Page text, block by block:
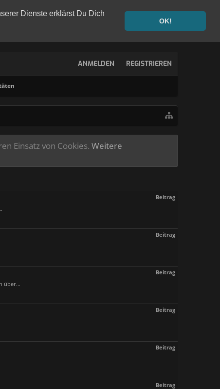
Dienste erklärst Du Dich
OK!
ANMELDEN REGISTRIEREN
Einsatz von Cookies. Weitere
Beitrag
Beitrag
Beitrag
über...
Beitrag
Beitrag
Beitrag